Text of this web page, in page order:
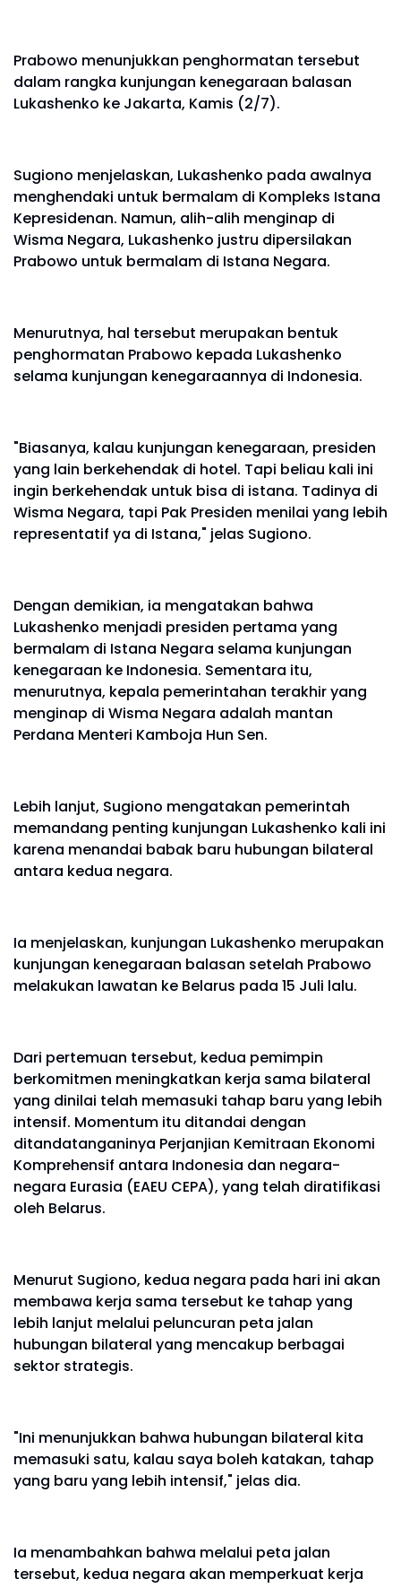
Prabowo menunjukkan penghormatan tersebut
dalam rangka kunjungan kenegaraan balasan
Lukashenko ke Jakarta, Kamis (2/7).
Sugiono menjelaskan, Lukashenko pada awalnya
menghendaki untuk bermalam di Kompleks Istana
Kepresidenan. Namun, alih-alih menginap di
Wisma Negara, Lukashenko justru dipersilakan
Prabowo untuk bermalam di Istana Negara.
Menurutnya, hal tersebut merupakan bentuk
penghormatan Prabowo kepada Lukashenko
selama kunjungan kenegaraannya di Indonesia.
"Biasanya, kalau kunjungan kenegaraan, presiden
yang lain berkehendak di hotel. Tapi beliau kali ini
ingin berkehendak untuk bisa di istana. Tadinya di
Wisma Negara, tapi Pak Presiden menilai yang lebih
representatif ya di Istana," jelas Sugiono.
Dengan demikian, ia mengatakan bahwa
Lukashenko menjadi presiden pertama yang
bermalam di Istana Negara selama kunjungan
kenegaraan ke Indonesia. Sementara itu,
menurutnya, kepala pemerintahan terakhir yang
menginap di Wisma Negara adalah mantan
Perdana Menteri Kamboja Hun Sen.
Lebih lanjut, Sugiono mengatakan pemerintah
memandang penting kunjungan Lukashenko kali ini
karena menandai babak baru hubungan bilateral
antara kedua negara.
Ia menjelaskan, kunjungan Lukashenko merupakan
kunjungan kenegaraan balasan setelah Prabowo
melakukan lawatan ke Belarus pada 15 Juli lalu.
Dari pertemuan tersebut, kedua pemimpin
berkomitmen meningkatkan kerja sama bilateral
yang dinilai telah memasuki tahap baru yang lebih
intensif. Momentum itu ditandai dengan
ditandatanganinya Perjanjian Kemitraan Ekonomi
Komprehensif antara Indonesia dan negara-
negara Eurasia (EAEU CEPA), yang telah diratifikasi
oleh Belarus.
Menurut Sugiono, kedua negara pada hari ini akan
membawa kerja sama tersebut ke tahap yang
lebih lanjut melalui peluncuran peta jalan
hubungan bilateral yang mencakup berbagai
sektor strategis.
"Ini menunjukkan bahwa hubungan bilateral kita
memasuki satu, kalau saya boleh katakan, tahap
yang baru yang lebih intensif," jelas dia.
Ia menambahkan bahwa melalui peta jalan
tersebut, kedua negara akan memperkuat kerja